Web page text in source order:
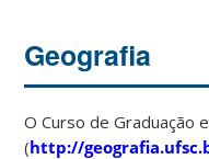
Geografia
O Curso de Graduação
(http://